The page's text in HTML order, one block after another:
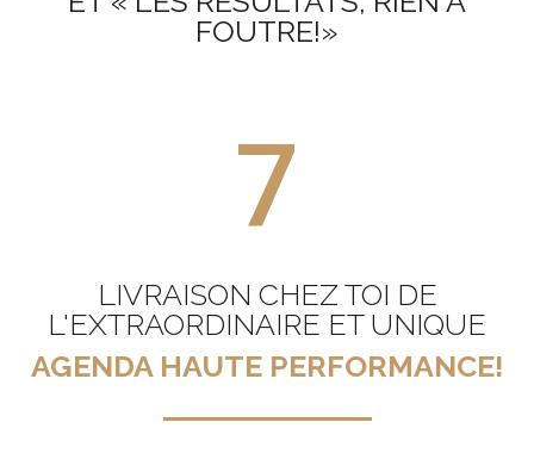
FOUTRE!»
7
LIVRAISON CHEZ TOI DE
L'EXTRAORDINAIRE ET UNIQUE
AGENDA HAUTE PERFORMANCE!